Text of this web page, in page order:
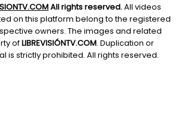
All rights reserved.All videos
on this platform belong to the registered
owners. The images and related
ofLIBREVISIÓNTV.COM. Duplication or
is strictly prohibited. All rights reserved.